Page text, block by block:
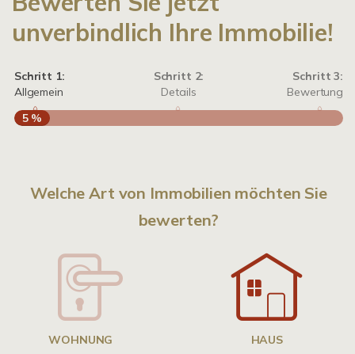
unverbindlich Ihre Immobilie!
Schritt 1:
Allgemein
Schritt 2:
Details
Schritt 3:
Bewertung
5 %
Welche Art von Immobilien möchten Sie
bewerten?
WOHNUNG HAUS